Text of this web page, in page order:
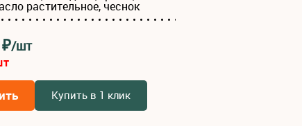
растительное, чеснок
₽/шт
Купить в 1 клик